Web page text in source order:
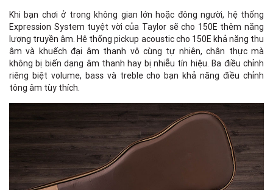
Khi bạn chơi ở trong không gian lớn hoặc đông người, hệ thống
Expression System tuyệt vời của Taylor sẽ cho 150E thêm năng
lượng truyền âm. Hệ thống pickup acoustic cho 150E khả năng thu
âm và khuếch đại âm thanh vô cùng tự nhiên, chân thực mà
không bị biến dạng âm thanh hay bị nhiễu tín hiệu. Ba điều chỉnh
riêng biệt volume, bass và treble cho bạn khả năng điều chỉnh
tông âm tùy thích.